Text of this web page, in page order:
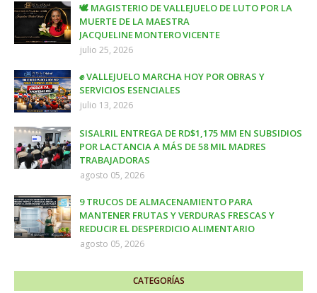
🕊️ MAGISTERIO DE VALLEJUELO DE LUTO POR LA
MUERTE DE LA MAESTRA
JACQUELINE MONTERO VICENTE
julio 25, 2026
✊ VALLEJUELO MARCHA HOY POR OBRAS Y
SERVICIOS ESENCIALES
julio 13, 2026
SISALRIL ENTREGA DE RD$1,175 MM EN SUBSIDIOS
POR LACTANCIA A MÁS DE 58 MIL MADRES
TRABAJADORAS
agosto 05, 2026
9 TRUCOS DE ALMACENAMIENTO PARA
MANTENER FRUTAS Y VERDURAS FRESCAS Y
REDUCIR EL DESPERDICIO ALIMENTARIO
agosto 05, 2026
CATEGORÍAS